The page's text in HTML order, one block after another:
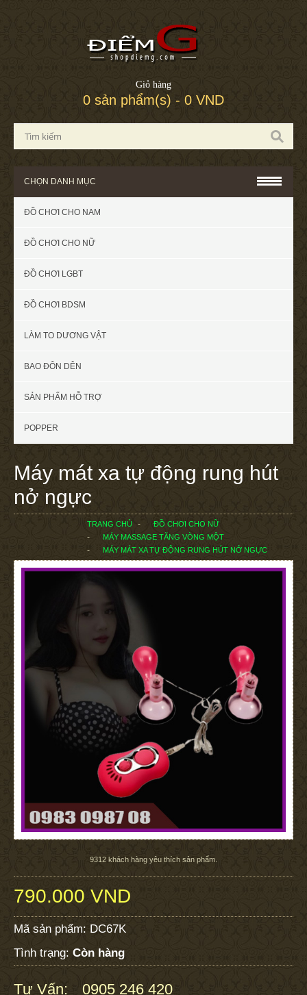
Giỏ hàng
0 sản phẩm(s) - 0 VND
CHỌN DANH MỤC
ĐỒ CHƠI CHO NAM
ĐỒ CHƠI CHO NỮ
ĐỒ CHƠI LGBT
ĐỒ CHƠI BDSM
LÀM TO DƯƠNG VẬT
BAO ĐÔN DÊN
SẢN PHẨM HỖ TRỢ
POPPER
Máy mát xa tự động rung hút
nở ngực
TRANG CHỦ
ĐỒ CHƠI CHO NỮ
MÁY MASSAGE TĂNG VÒNG MỘT
MÁY MÁT XA TỰ ĐỘNG RUNG HÚT NỞ NGỰC
9312 khách hàng yêu thích sản phẩm.
790.000 VND
Mã sản phẩm: DC67K
Tình trạng: Còn hàng
Tư Vấn: 0905 246 420